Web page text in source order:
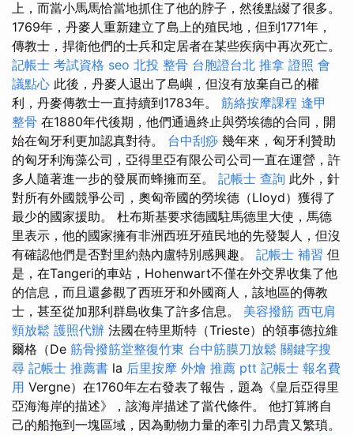
上，而當小馬馬恰當地抓住了他的脖子，然後點綴了很多。
1769年，丹麥人重新建立了島上的殖民地，但到1771年，
傳教士，捍衛他們的士兵和定居者在某些疾病中再次死亡。
記帳士 考試資格 seo 北投 整骨 台胞證台北 推拿 證照 會
議點心 此後，丹麥人退出了島嶼，但沒有放棄自己的權
利，丹麥傳教士一直持續到1783年。 筋絡按摩課程 逢甲
整骨 在1880年代後期，他們通過終止與勞埃德的合同，開
始在匈牙利更加認真對待。 台中刮痧 幾年來，匈牙利贊助
的匈牙利海藻公司，亞得里亞有限公司公司一直在運營，許
多人隨著進一步的發展而蜂擁而至。 記帳士 查詢 此外，針
對所有外國競爭公司，奧匈帝國的勞埃德（Lloyd）獲得了
最少的國家援助。 杜布斯基要求德國駐馬德里大使，馬德
里表示，他的國家擁有非洲西班牙殖民地的先發製人，但沒
有確認他們是否對里約熱內盧特別感興趣。 記帳士 補習 但
是，在Tangeri的車站，Hohenwart不僅在外交界收集了他
的信息，而且還參觀了西班牙和外國商人，該地區的傳教
士，甚至從加那利群島收集了許多信息。 美容撥筋 西屯肩
頸放鬆 護照代辦 法國在特里斯特（Trieste）的領事德拉維
爾格（De 筋骨撥筋堂整復竹東 台中筋膜刀放鬆 關鍵字搜
尋 記帳士 推薦書 la 后里按摩 外燴 推薦 ptt 記帳士 報名費
用 Vergne）在1760年左右發表了報告，題為《皇后亞得里
亞海海岸的描述》，該海岸描述了當代條件。 他打算將自
己的船拖到一塊區域，因為動物力量的牽引力昂貴又繁瑣。